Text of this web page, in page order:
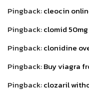
Pingback:cleocin
Pingback:clomid
Pingback:clonidine
Pingback:Buy viagra
Pingback:clozaril